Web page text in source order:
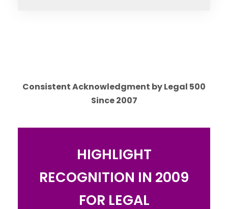
Consistent Acknowledgment by Legal 500
Since 2007
HIGHLIGHT
RECOGNITION IN 2009
FOR LEGAL